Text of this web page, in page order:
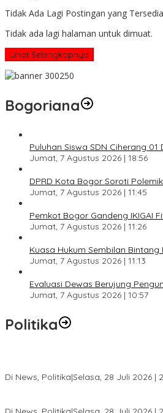
Tidak Ada Lagi Postingan yang
Tidak ada lagi halaman untuk dimuat.
Lihat Selengkapnya
Bogoriana
Puluhan Siswa SDN Ciherang
Jumat, 7 Agustus 2026 | 18:56
DPRD Kota Bogor Soroti
Jumat, 7 Agustus 2026 | 11:45
Pemkot Bogor Gandeng IKIGAI
Jumat, 7 Agustus 2026 | 11:26
Kuasa Hukum Sembilan
Jumat, 7 Agustus 2026 | 11:13
Evaluasi Dewas Berujung
Jumat, 7 Agustus 2026 | 10:57
Politika
Di News, Politika|Selasa, 28 Juli 2026 |